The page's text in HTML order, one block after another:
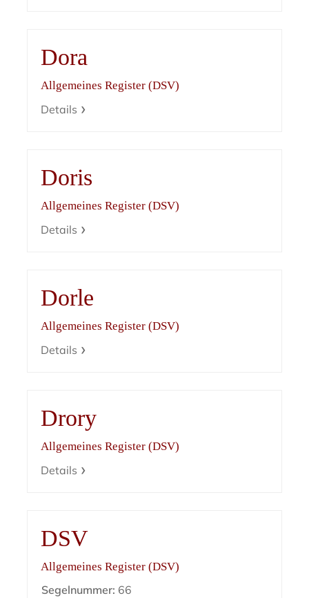
Dora
Allgemeines Register (DSV)
Details
Doris
Allgemeines Register (DSV)
Details
Dorle
Allgemeines Register (DSV)
Details
Drory
Allgemeines Register (DSV)
Details
DSV
Allgemeines Register (DSV)
Segelnummer: 66